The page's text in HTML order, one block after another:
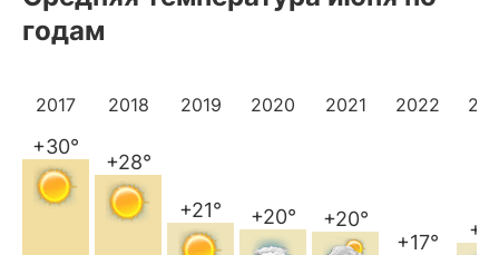
годам
2017
+30°
2018
+28°
2019
+21°
2020
+20°
2021
+20°
2022
+17°